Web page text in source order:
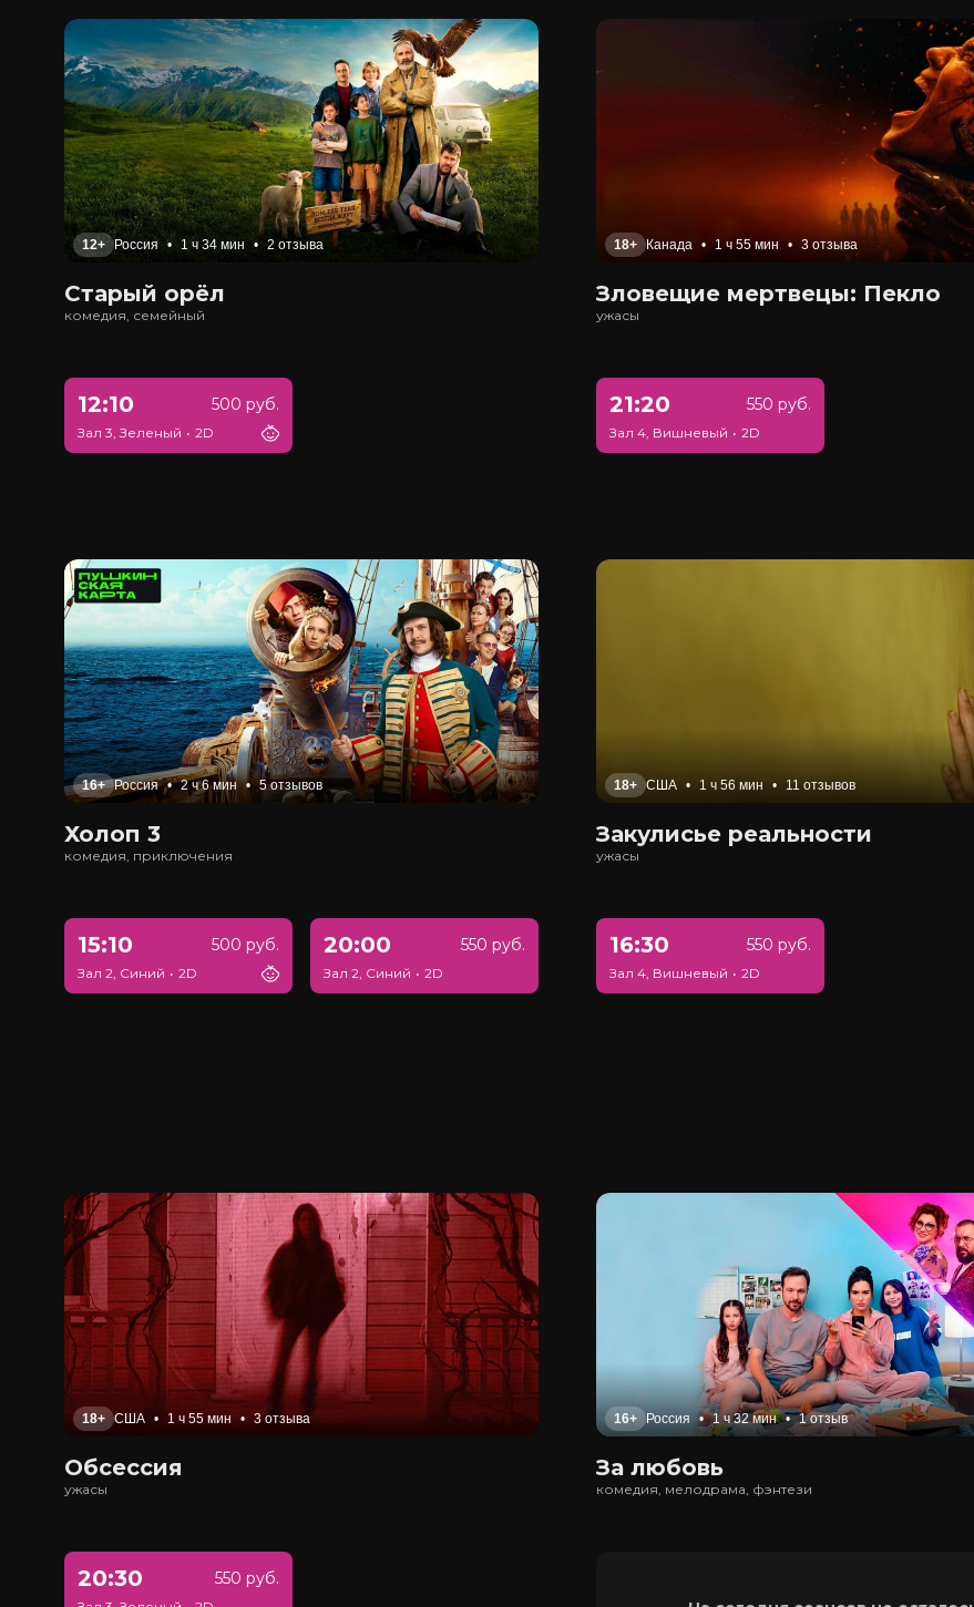
12+ Россия • 1 ч 34 мин • 2 отзыва
Старый орёл
комедия, семейный
12:10 500 руб.
Зал 3, Зеленый • 2D
18+ Канада • 1 ч 55 мин • 3 отзыва
Зловещие мертвецы: Пекло
ужасы
21:20 550 руб.
Зал 4, Вишневый • 2D
16+ Россия • 2 ч 6 мин • 5 отзывов
Холоп 3
комедия, приключения
15:10 500 руб.
Зал 2, Синий • 2D
20:00 550 руб.
Зал 2, Синий • 2D
18+ США • 1 ч 56 мин • 11 отзывов
Закулисье реальности
ужасы
16:30 550 руб.
Зал 4, Вишневый • 2D
18+ США • 1 ч 55 мин • 3 отзыва
Обсессия
ужасы
20:30 550 руб.
16+ Россия • 1 ч 32 мин • 1 отзыв
За любовь
комедия, мелодрама, фэнтези